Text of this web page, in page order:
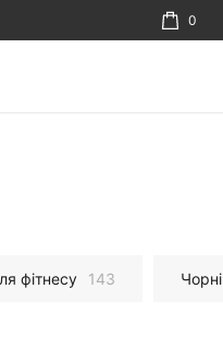
0
фітнесу 143 Чорні